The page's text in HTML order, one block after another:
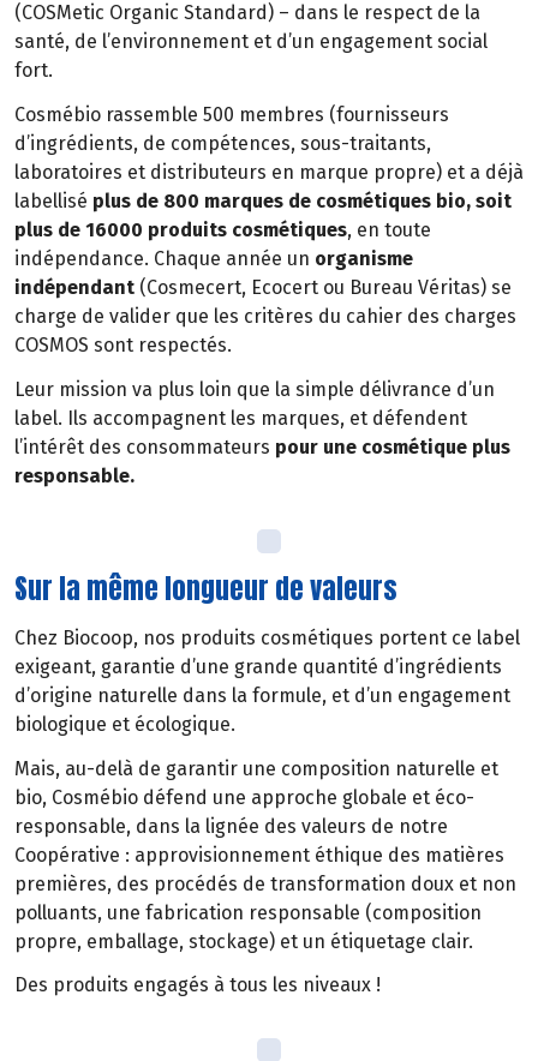
(COSMetic Organic Standard) – dans le respect de la
santé, de l’environnement et d’un engagement social
fort.
Cosmébio rassemble 500 membres (fournisseurs
d’ingrédients, de compétences, sous-traitants,
laboratoires et distributeurs en marque propre) et a déjà
labellisé plus de 800 marques de cosmétiques bio, soit
plus de 16000 produits cosmétiques, en toute
indépendance. Chaque année un organisme
indépendant (Cosmecert, Ecocert ou Bureau Véritas) se
charge de valider que les critères du cahier des charges
COSMOS sont respectés.
Leur mission va plus loin que la simple délivrance d’un
label. Ils accompagnent les marques, et défendent
l’intérêt des consommateurs pour une cosmétique plus
responsable.
Sur la même longueur de valeurs
Chez Biocoop, nos produits cosmétiques portent ce label
exigeant, garantie d’une grande quantité d’ingrédients
d’origine naturelle dans la formule, et d’un engagement
biologique et écologique.
Mais, au-delà de garantir une composition naturelle et
bio, Cosmébio défend une approche globale et éco-
responsable, dans la lignée des valeurs de notre
Coopérative : approvisionnement éthique des matières
premières, des procédés de transformation doux et non
polluants, une fabrication responsable (composition
propre, emballage, stockage) et un étiquetage clair.
Des produits engagés à tous les niveaux !